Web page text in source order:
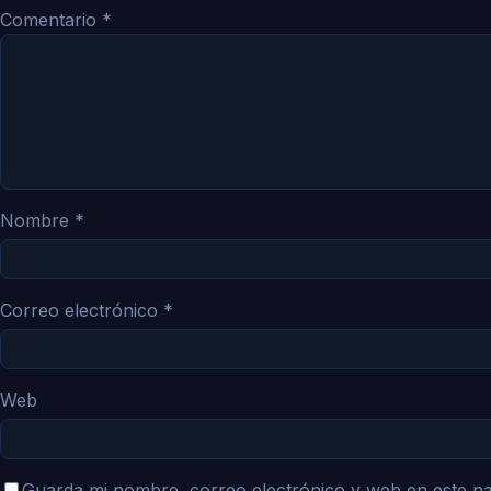
Comentario *
Nombre *
Correo electrónico *
Web